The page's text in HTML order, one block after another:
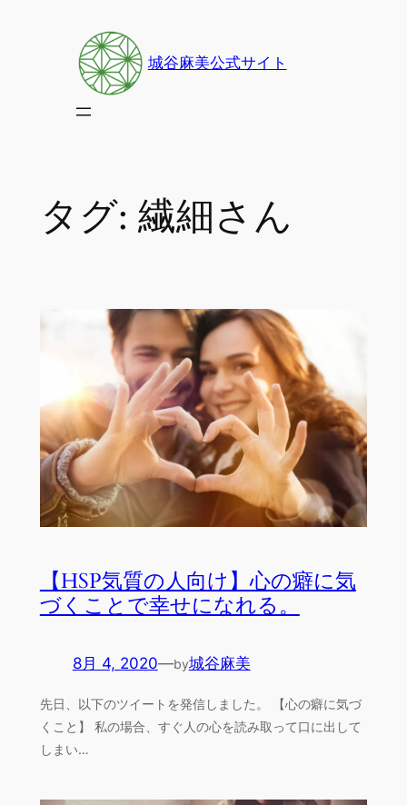
城谷麻美公式サイト
タグ: 繊細さん
【HSP気質の人向け】心の癖に気
づくことで幸せになれる。
8月 4, 2020—by城谷麻美
先日、以下のツイートを発信しました。 【心の癖に気づ
くこと】 私の場合、すぐ人の心を読み取って口に出して
しまい…